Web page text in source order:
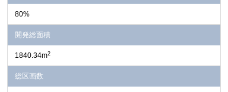
80%
開発総面積
1840.34m2
総区画数